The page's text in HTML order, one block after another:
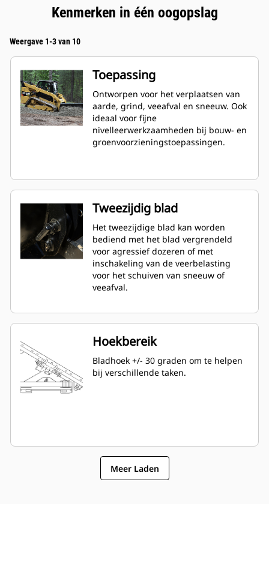
Kenmerken in één oogopslag
Weergave 1-3 van 10
Toepassing
Ontworpen voor het verplaatsen van
aarde, grind, veeafval en sneeuw. Ook
ideaal voor fijne
nivelleerwerkzaamheden bij bouw- en
groenvoorzieningstoepassingen.
Tweezijdig blad
Het tweezijdige blad kan worden
bediend met het blad vergrendeld
voor agressief dozeren of met
inschakeling van de veerbelasting
voor het schuiven van sneeuw of
veeafval.
Hoekbereik
Bladhoek +/- 30 graden om te helpen
bij verschillende taken.
Meer Laden